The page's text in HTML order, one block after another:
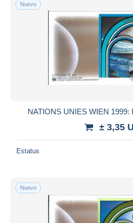
Nuevo
NATIONS UNIES WIEN 1999:
± 3,35
Estatus
Nuevo